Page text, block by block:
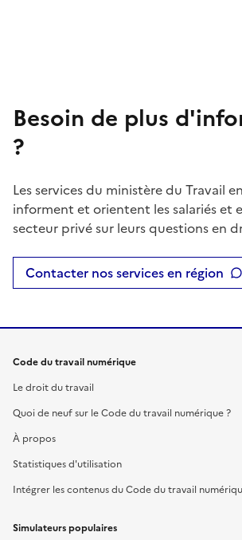
Besoin de plus
?
Les services du ministère du Travail
informent et orientent les salariés et
secteur privé sur leurs questions en
Contacter nos services en région
Code du travail numérique
Le droit du travail
Quoi de neuf sur le Code du travail numérique ?
À propos
Statistiques d'utilisation
Intégrer les contenus du Code du travail
Simulateurs populaires